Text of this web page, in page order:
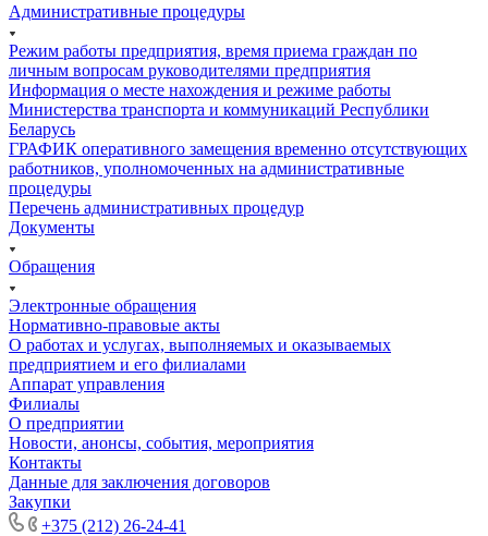
Административные процедуры
Режим работы предприятия, время приема граждан по
личным вопросам руководителями предприятия
Информация о месте нахождения и режиме работы
Министерства транспорта и коммуникаций Республики
Беларусь
ГРАФИК оперативного замещения временно отсутствующих
работников, уполномоченных на административные
процедуры
Перечень административных процедур
Документы
Обращения
Электронные обращения
Нормативно-правовые акты
О работах и услугах, выполняемых и оказываемых
предприятием и его филиалами
Аппарат управления
Филиалы
О предприятии
Новости, анонсы, события, мероприятия
Контакты
Данные для заключения договоров
Закупки
+375 (212) 26-24-41